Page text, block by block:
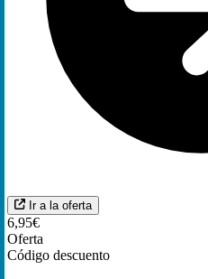
Ir a la oferta
6,95€
Oferta
Código descuento